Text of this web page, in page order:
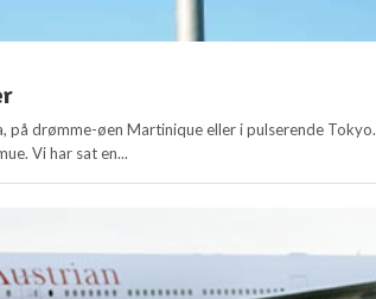
på drømme-øen Martinique eller i pulserende Tokyo.
Vi har sat en...